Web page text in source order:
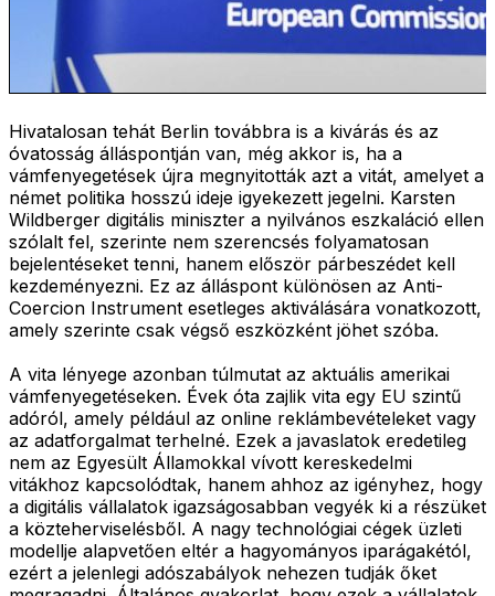
Hivatalosan tehát Berlin továbbra is a kivárás és az
óvatosság álláspontján van, még akkor is, ha a
vámfenyegetések újra megnyitották azt a vitát, amelyet a
német politika hosszú ideje igyekezett jegelni. Karsten
Wildberger digitális miniszter a nyilvános eszkaláció ellen
szólalt fel, szerinte nem szerencsés folyamatosan
bejelentéseket tenni, hanem először párbeszédet kell
kezdeményezni. Ez az álláspont különösen az Anti-
Coercion Instrument esetleges aktiválására vonatkozott,
amely szerinte csak végső eszközként jöhet szóba.
A vita lényege azonban túlmutat az aktuális amerikai
vámfenyegetéseken. Évek óta zajlik vita egy EU szintű
adóról, amely például az online reklámbevételeket vagy
az adatforgalmat terhelné. Ezek a javaslatok eredetileg
nem az Egyesült Államokkal vívott kereskedelmi
vitákhoz kapcsolódtak, hanem ahhoz az igényhez, hogy
a digitális vállalatok igazságosabban vegyék ki a részüket
a közteherviselésből. A nagy technológiai cégek üzleti
modellje alapvetően eltér a hagyományos iparágakétól,
ezért a jelenlegi adószabályok nehezen tudják őket